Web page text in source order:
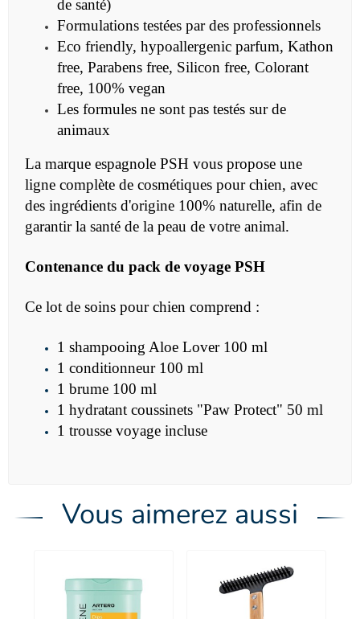
de santé)
Formulations testées par des professionnels
Eco friendly, hypoallergenic parfum, Kathon
free, Parabens free, Silicon free, Colorant
free, 100% vegan
Les formules ne sont pas testés sur de
animaux
La marque espagnole PSH vous propose une
ligne complète de cosmétiques pour chien, avec
des ingrédients d'origine 100% naturelle, afin de
garantir la santé de la peau de votre animal.
Contenance du pack de voyage PSH
Ce lot de soins pour chien comprend :
1 shampooing Aloe Lover 100 ml
1 conditionneur 100 ml
1 brume 100 ml
1 hydratant coussinets "Paw Protect" 50 ml
1 trousse voyage incluse
Vous aimerez aussi